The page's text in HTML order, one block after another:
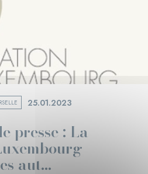
25.01.2023
presse : La
aut...